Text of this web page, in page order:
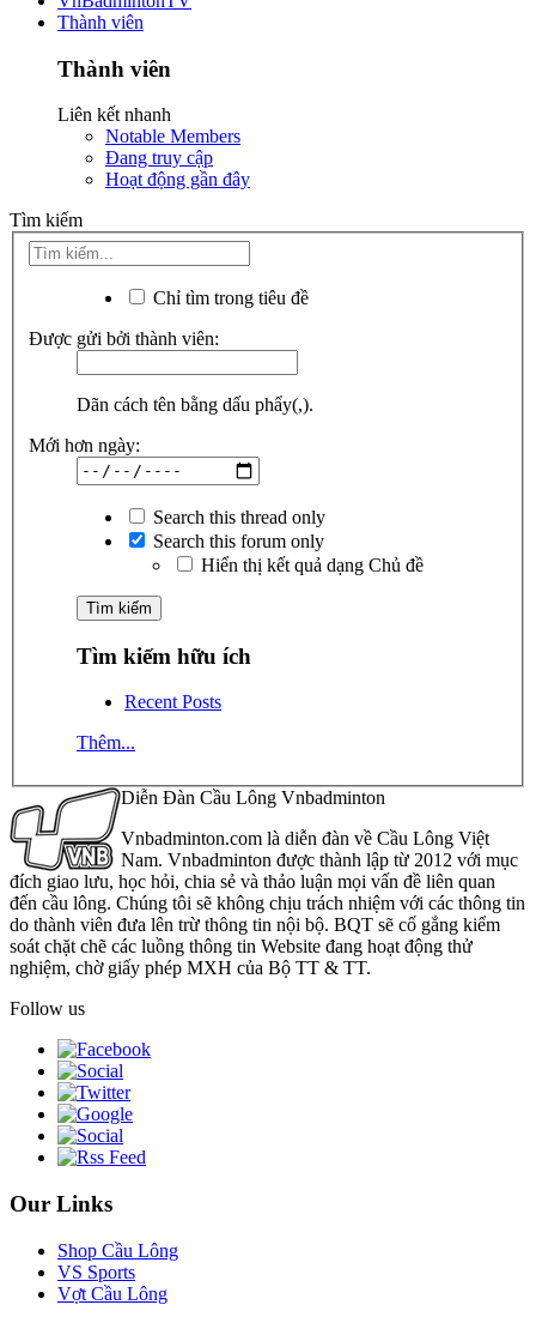
Thành viên
Thành viên
Liên kết nhanh
Notable Members
Đang truy cập
Hoạt động gần đây
Tìm kiếm
Chỉ tìm trong tiêu đề
Được gửi bởi thành viên:
Dãn cách tên bằng dấu phẩy(,).
Mới hơn ngày:
Search this thread only
Search this forum only
Hiển thị kết quả dạng Chủ đề
Tìm kiếm hữu ích
Recent Posts
Thêm...
Diễn Đàn Cầu Lông Vnbadminton
Vnbadminton.com là diễn đàn về Cầu Lông Việt
Nam. Vnbadminton được thành lập từ 2012 với mục
đích giao lưu, học hỏi, chia sẻ và thảo luận mọi vấn đề liên quan
đến cầu lông. Chúng tôi sẽ không chịu trách nhiệm với các thông tin
do thành viên đưa lên trừ thông tin nội bộ. BQT sẽ cố gắng kiểm
soát chặt chẽ các luồng thông tin Website đang hoạt động thử
nghiệm, chờ giấy phép MXH của Bộ TT & TT.
Follow us
Our Links
Shop Cầu Lông
VS Sports
Vợt Cầu Lông